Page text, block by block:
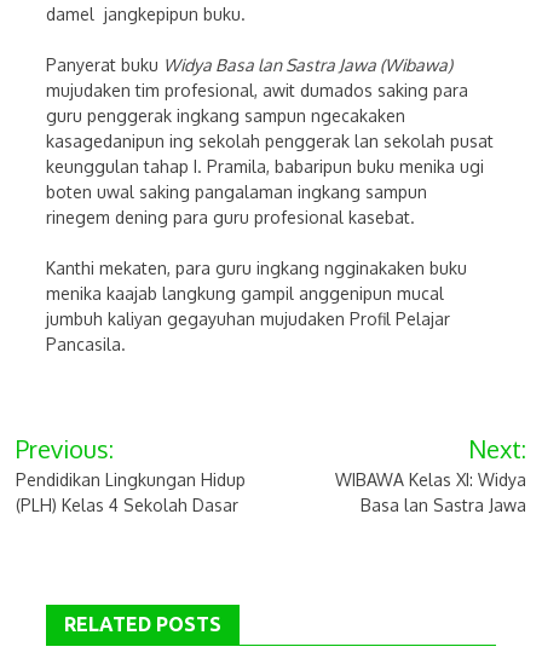
damel jangkepipun buku.
Panyerat buku Widya Basa lan Sastra Jawa (Wibawa)
mujudaken tim profesional, awit dumados saking para
guru penggerak ingkang sampun ngecakaken
kasagedanipun ing sekolah penggerak lan sekolah pusat
keunggulan tahap I. Pramila, babaripun buku menika ugi
boten uwal saking pangalaman ingkang sampun
rinegem dening para guru profesional kasebat.
Kanthi mekaten, para guru ingkang ngginakaken buku
menika kaajab langkung gampil anggenipun mucal
jumbuh kaliyan gegayuhan mujudaken Profil Pelajar
Pancasila.
Post
navigation
Previous:
Pendidikan Lingkungan Hidup
(PLH) Kelas 4 Sekolah Dasar
Next:
WIBAWA Kelas XI: Widya
Basa lan Sastra Jawa
RELATED POSTS